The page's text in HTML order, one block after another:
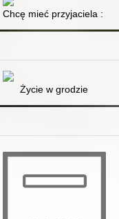
Chcę mieć przyjaciela : o
Życie w grodzie